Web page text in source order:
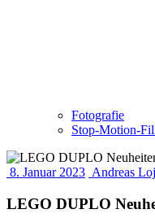
Fotografie
Stop-Motion-
8. Januar 2023 Andreas
LEGO DUPLO